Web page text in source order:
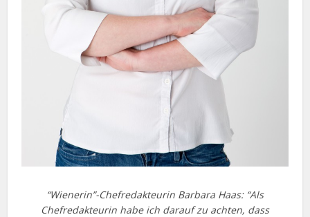
“Wienerin”-Chefredakteurin Barbara Haas: “Als
Chefredakteurin habe ich darauf zu achten, dass